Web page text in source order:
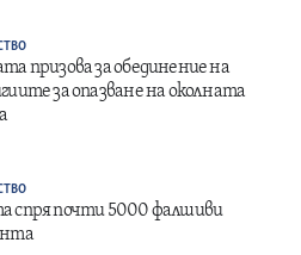
призова за обединение на
за опазване на околната
спря почти 5000 фалшиви